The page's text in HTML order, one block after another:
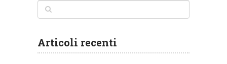
Articoli recenti